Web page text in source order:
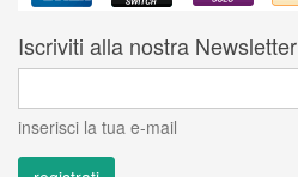
Iscriviti alla nostra Newsletter
inserisci la tua e-mail